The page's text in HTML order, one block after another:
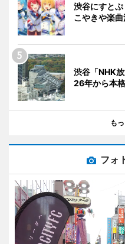
渋谷にすと
こやきや楽
渋谷「NHK
26年から本
も
フォ